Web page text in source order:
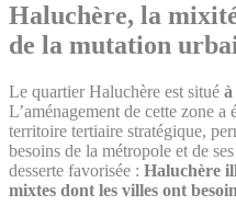
Haluchère, la
de la mutation
Le quartier Haluchère est situé à
L’aménagement de cette zone
territoire tertiaire stratégique,
besoins de la métropole et de
desserte favorisée : Haluchère
mixtes dont les villes ont